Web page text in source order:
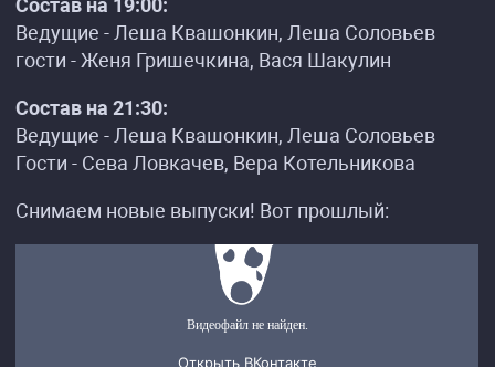
Состав на 19:00:
Ведущие - Леша Квашонкин, Леша Соловьев
гости - Женя Гришечкина, Вася Шакулин
Состав на 21:30:
Ведущие - Леша Квашонкин, Леша Соловьев
Гости - Сева Ловкачев, Вера Котельникова
Снимаем новые выпуски! Вот прошлый: